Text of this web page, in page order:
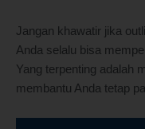
Jangan khawatir jika
Anda selalu bisa
Yang terpenting adalah
membantu Anda tetap